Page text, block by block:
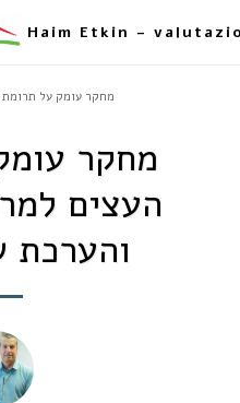
Haim Etkin -
מחקר עומק על תרומת
מחקר
העצים
והערכת